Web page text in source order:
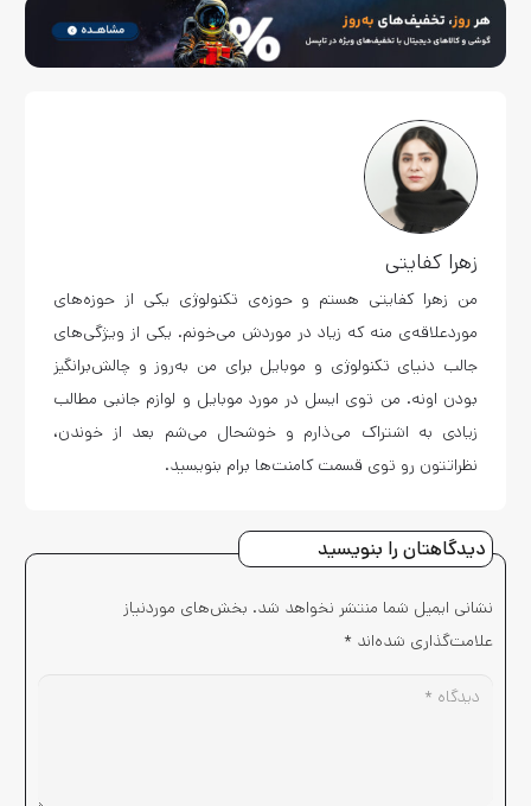
زهرا کفایتی
من زهرا کفایتی هستم و حوزه‌ی تکنولوژی یکی از حوزه‌های
موردعلاقه‌ی منه که زیاد در موردش می‌خونم. یکی از ویژگی‌های
جالب دنیای تکنولوژی و موبایل برای من به‌روز و چالش‌برانگیز
بودن اونه. من توی ایسل در مورد موبایل و لوازم جانبی مطالب
زیادی به اشتراک می‌ذارم و خوشحال می‌شم بعد از خوندن،
نظراتتون رو توی قسمت کامنت‌ها برام بنویسید.
دیدگاهتان را بنویسید
نشانی ایمیل شما منتشر نخواهد شد. بخش‌های موردنیاز
علامت‌گذاری شده‌اند *